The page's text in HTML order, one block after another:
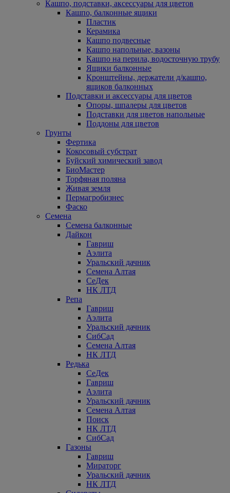
Кашпо, подставки, аксессуары для цветов
Кашпо, балконные ящики
Пластик
Керамика
Кашпо подвесные
Кашпо напольные, вазоны
Кашпо на перила, водосточную трубу
Ящики балконные
Кронштейны, держатели д/кашпо,
ящиков балконных
Подставки и аксессуары для цветов
Опоры, шпалеры для цветов
Подставки для цветов напольные
Поддоны для цветов
Грунты
Фертика
Кокосовый субстрат
Буйский химический завод
БиоМастер
Торфяная поляна
Живая земля
Пермагробизнес
Фаско
Семена
Семена балконные
Дайкон
Гавриш
Аэлита
Уральский дачник
Семена Алтая
СеДек
НК ЛТД
Репа
Гавриш
Аэлита
Уральский дачник
СибСад
Семена Алтая
НК ЛТД
Редька
СеДек
Гавриш
Аэлита
Уральский дачник
Семена Алтая
Поиск
НК ЛТД
СибСад
Газоны
Гавриш
Мираторг
Уральский дачник
НК ЛТД